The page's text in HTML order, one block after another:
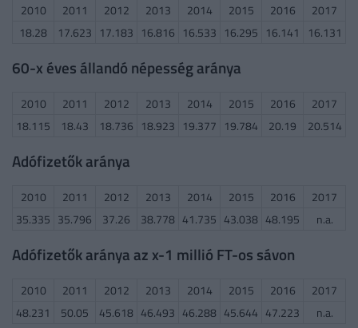
2010 2011 2012 2013 2014 2015 2016
2017
18.28
17.623 17.183 16.816 16.533 16.295 16.141 16.131
60-x éves állandó népesség aránya
2010 2011 2012 2013 2014 2015 2016
2017
18.115
18.43 18.736 18.923 19.377 19.784 20.19 20.514
Adófizetők aránya
2010 2011 2012 2013 2014 2015 2016
2017
35.335 35.796 37.26 38.778 41.735 43.038 48.195 n.a.
Adófizetők aránya az x-1 millió FT-os sávon
2010 2011 2012 2013 2014 2015 2016
2017
48.231
50.05 45.618 46.493 46.288 45.644 47.223 n.a.